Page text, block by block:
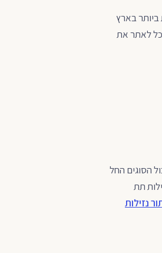
בארץ
לאתר את
הסוגים החל
תת
נזילות